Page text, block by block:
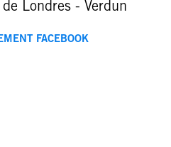
de Londres - Verdun
FACEBOOK